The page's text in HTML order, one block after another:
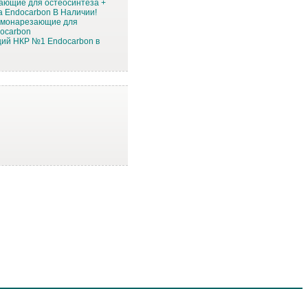
для остеосинтеза +
Endocarbon В Наличии!
для
НКР №1 Endocarbon в